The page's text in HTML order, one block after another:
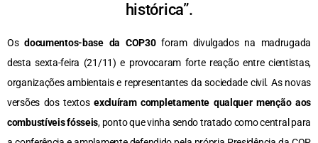
histórica”.
Osdocumentos-base da COP30foram divulgados na madrugada
desta sexta-feira (21/11) e provocaram forte reação entre cientistas,
organizações ambientais e representantes da sociedade civil. As novas
versões dos textosexcluíram completamente qualquer menção aos
combustíveis fósseis, ponto que vinha sendo tratado como central para